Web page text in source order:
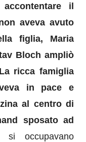
il
aveva avuto
figlia, Maria
Bloch ampliò
La ricca famiglia
in pace e
al centro di
sposato ad
si occupavano